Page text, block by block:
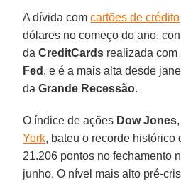
A dívida comcartões de crédito
dólares no começo do ano,
daCreditCards realizada com
Fed , e é a mais alta desde
daGrande Recessão.
O índice de ações Dow Jones
York, bateu o recorde histórico
21.206 pontos no fechamento
junho. O nível mais alto pré-